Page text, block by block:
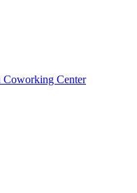
Coworking Center